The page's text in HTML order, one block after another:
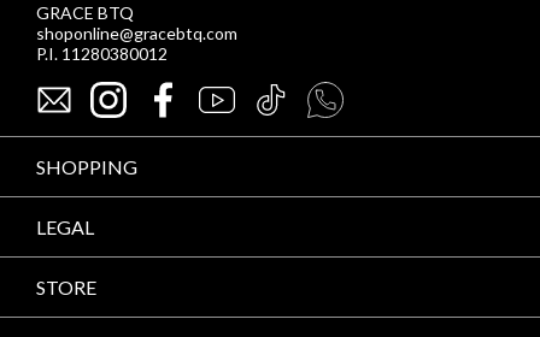
GRACE BTQ
shoponline@gracebtq.com
P.I. 11280380012
SHOPPING
LEGAL
STORE